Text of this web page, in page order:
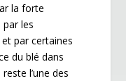
la forte
les
par certaines
du blé dans
l’une des